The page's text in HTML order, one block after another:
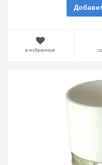
в избранные